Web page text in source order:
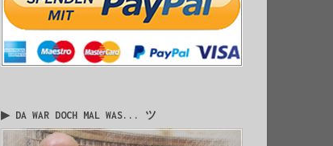
▶ DA WAR DOCH MAL WAS... ツ